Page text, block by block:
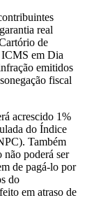
real
de
em Dia
emitidos
fiscal
acrescido 1%
do Índice
Também
poderá ser
de pagá-lo por
do
em atraso de